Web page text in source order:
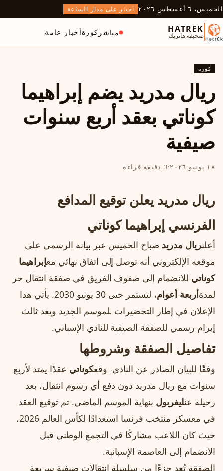
الخميس، ٦ أغسطس ٢٠٢٦ أخبار على مدار الساعة
HATREK
صحيفة هاتريك مباشر كورةأخبار عامة
كورة
ريال مدريد يضم إبراهيما
كوناتي بعقد أربع سنوات
صيفية
١٨ يونيو ٢٠٢٦ ·3 دقيقة قراءة
ريال مدريد يعلن توقيع المدافع
الفرنسي إبراهيما كوناتي
أعلنريال مدريد صباح الخميس عبر بيانه الرسمي على
موقعه الإلكتروني أنه توصل إلى اتفاق نهائي معإبراهيما
كوناتي للانضمام إلى صفوف الفريق في صفقة انتقال حر
لمدةأربعة أعوام
، لتستمر حتى 30 يونيو 2030. يأتي هذا
الإعلان في إطار التحضيرات للموسم الجديد ويعد ثالث
إبرام رسمي للصفقة الصيفية للنادي الإسباني.
تفاصيل الصفقة وشروطها
وفقًا للبيان الصادر عن النادي، وقعكوناتي عقدًا يمتد لأربع
سنوات مع ريال مدريد دون دفع أي رسوم انتقال، بعد
رحيله عنليفربول بنهاية الموسم الماضي. تم توقيع العقد
في معسكر منتخب فرنسا استعدادًا لكأس العالم 2026،
حيث كان اللاعب مشاركًا في التجمع الوطني قبل
الانضمام إلى العاصمة الإسبانية.
الصفقة تُعد جزءًا من سلسلة انتقالات صيفية سريعة